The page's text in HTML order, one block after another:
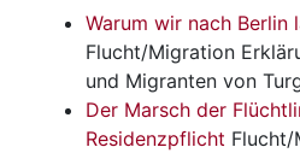
Warum wir nach Berlin
Flucht/Migration
und Migranten von
Der Marsch der
Residenzpflicht